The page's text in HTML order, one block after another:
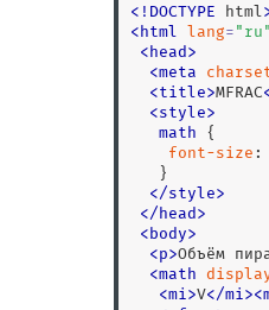
< ! DOCTYPE html
< html lang= " ru "
< head >
<meta
<title>MFRAC
<style>
math {
font-size :
   }
</style>
</ head >
< body>
<p>Объём
<math
<mi >V</mi ><